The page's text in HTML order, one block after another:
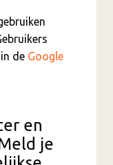
de Google
en
je